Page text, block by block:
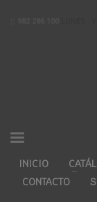
INICIO
CONTACTO